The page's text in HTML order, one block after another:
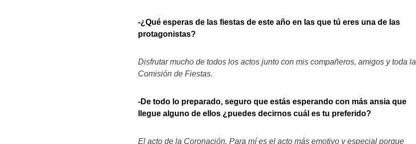
-¿Qué esperas de las fiestas de este año en las que tú eres una de las
protagonistas?
Disfrutar mucho de todos los actos junto con mis compañeros, amigos y toda la
Comisión de Fiestas.
-De todo lo preparado, seguro que estás esperando con más ansia que
llegue alguno de ellos ¿puedes decirnos cuál es tu preferido?
El acto de la Coronación. Para mí es el acto más emotivo y especial porque